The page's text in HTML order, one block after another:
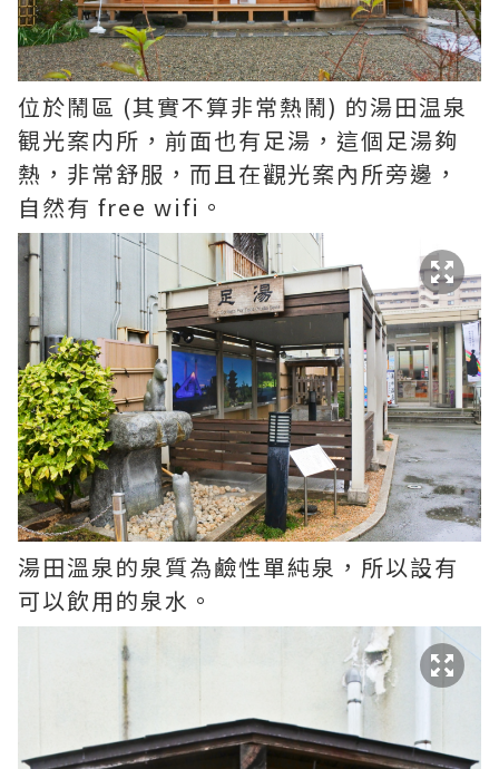
位於鬧區 (其實不算非常熱鬧) 的湯田温泉
観光案内所，前面也有足湯，這個足湯夠
熱，非常舒服，而且在觀光案內所旁邊，
自然有 free wifi。
湯田溫泉的泉質為鹼性單純泉，所以設有
可以飲用的泉水。